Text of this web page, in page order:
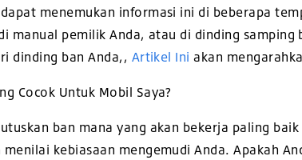
menemukan informasi ini di beberapa
manual pemilik Anda, atau di dinding
dinding ban Anda,, Artikel Ini akan
Cocok Untuk Mobil Saya?
ban mana yang akan bekerja paling
kebiasaan mengemudi Anda. Apakah